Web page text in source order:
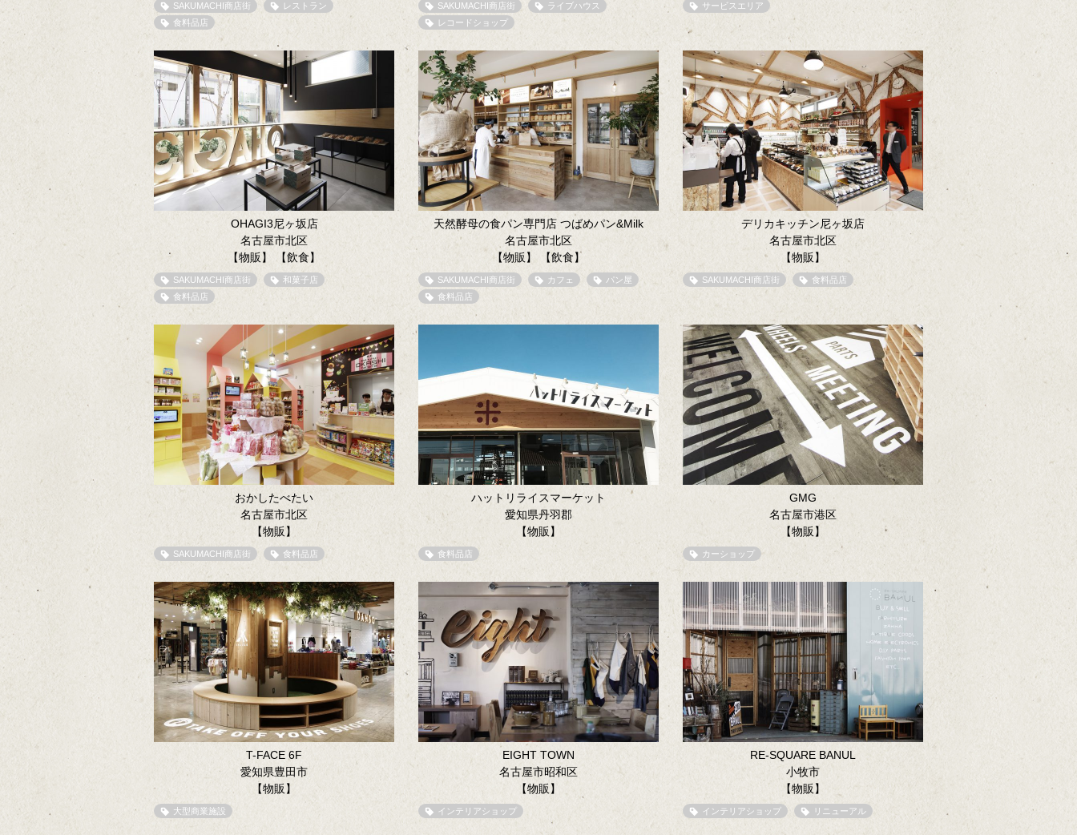
SAKUMACHI商店街
レストラン
食料品店
SAKUMACHI商店街
ライブハウス
レコードショップ
サービスエリア
OHAGI3尼ヶ坂店
名古屋市北区
【物販】
【飲食】
SAKUMACHI商店街
和菓子店
食料品店
天然酵母の食パン専門店 つばめパン&Milk
名古屋市北区
【物販】
【飲食】
SAKUMACHI商店街 カフェ
パン屋
食料品店
デリカキッチン尼ヶ坂店
名古屋市北区
【物販】
SAKUMACHI商店街 食料品店
おかしたべたい
名古屋市北区
【物販】
SAKUMACHI商店街 食料品店
ハットリライスマーケット
愛知県丹羽郡
【物販】
食料品店
GMG
名古屋市港区
【物販】
カーショップ
T-FACE 6F
愛知県豊田市
【物販】
大型商業施設
EIGHT TOWN
名古屋市昭和区
【物販】
インテリアショップ
RE-SQUARE BANUL
小牧市
【物販】
インテリアショップ リニューアル